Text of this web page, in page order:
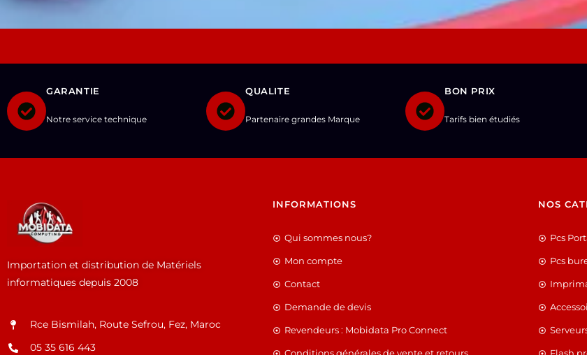
GARANTIE
Notre service technique
QUALITE
Partenaire grandes Marque
BON PRIX
Tarifs bien étudiés
Importation et distribution de Matériels
informatiques depuis 2008
Rce Bismilah, Route Sefrou, Fez, Maroc
05 35 616 443
INFORMATIONS
Qui sommes nous?
Mon compte
Contact
Demande de devis
Revendeurs : Mobidata Pro Connect
NOS
Pcs
Pcs